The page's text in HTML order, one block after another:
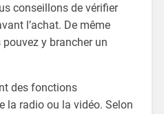
conseillons de vérifier
l’achat. De même
y brancher un
des fonctions
la radio ou la vidéo. Selon